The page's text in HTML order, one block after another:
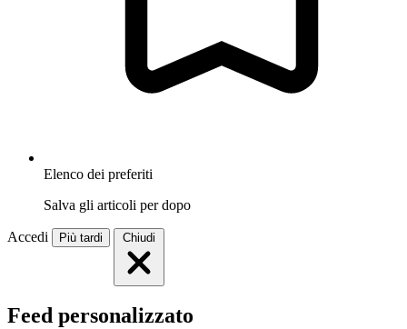
Elenco dei preferiti
Salva gli articoli per dopo
Accedi Più tardi Chiudi
Feed personalizzato